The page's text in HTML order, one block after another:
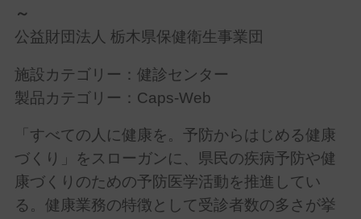
～
公益財団法人 栃木県保健衛生事業団
施設カテゴリー：健診センター
製品カテゴリー：Caps-Web
「すべての人に健康を。予防からはじめる健康
づくり」をスローガンに、県民の疾病予防や健
康づくりのための予防医学活動を推進してい
る。健康業務の特徴として受診者数の多さが挙